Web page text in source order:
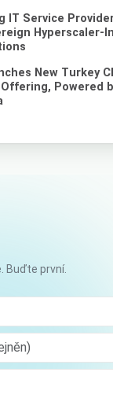
IT Service
Hyperscaler-
New Turkey
Powered
Buďte první.